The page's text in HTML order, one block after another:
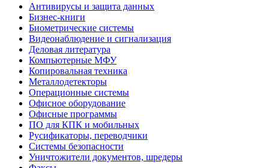
Антивирусы и защита данных
Бизнес-книги
Биометрические системы
Видеонаблюдение и сигнализация
Деловая литература
Компьютерные МФУ
Копировальная техника
Металлодетекторы
Операционные системы
Офисное оборудование
Офисные программы
ПО для КПК и мобильных
Русификаторы, переводчики
Системы безопасности
Уничтожители документов, шредеры